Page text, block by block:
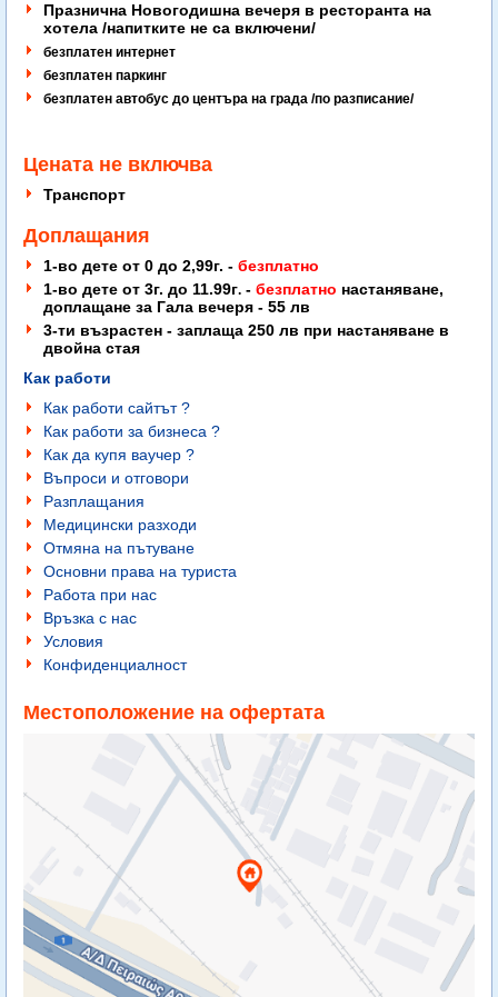
Празнична Новогодишна вечеря в ресторанта на
хотела /напитките не са включени/
безплатен интернет
безплатен паркинг
безплатен автобус до центъра на града /по разписание/
Цената не включва
Транспорт
Доплащания
1-во дете от 0 до 2,99г. - безплатно
1-во дете от 3г. до 11.99г. - безплатно настаняване,
доплащане за Гала вечеря - 55 лв
3-ти възрастен - заплаща 250 лв при настаняване в
двойна стая
Как работи
Как работи сайтът ?
Как работи за бизнеса ?
Как да купя ваучер ?
Въпроси и отговори
Разплащания
Медицински разходи
Отмяна на пътуване
Основни права на туриста
Работа при нас
Връзка с нас
Условия
Конфиденциалност
Местоположение на офертата